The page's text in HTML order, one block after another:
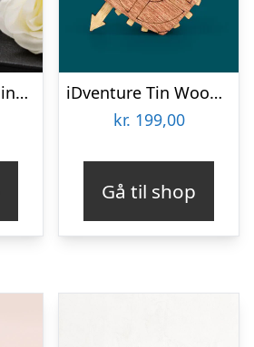
DIY Håndafstøbningskit – Spralla
iDventure Tin Woodman’s Heart Gaveskjuler
kr. 199,00
Gå til shop